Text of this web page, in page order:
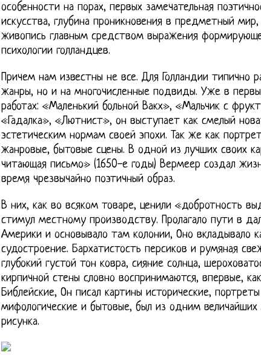
особенности на порах, первых замечательная
искусства, глубина проникновения в предметный
живопись главным средством выражения
психологии голландцев.
Причем нам известны не все. Для Голландии типично
жанры, но и на многочисленные подвиды. Уже в
работах: «Маленький больной Вакх», «Мальчик с
«Гадалка», «Лютнист», он выступает как смелый
эстетическим нормам своей эпохи. Так же как
жанровые, бытовые сцены. В одной из лучших своих
читающая письмо» (1650-е годы) Вермеер создал
время чрезвычайно поэтичный образ.
В них, как во всяком товаре, ценили «добротность
стимул местному производству. Пролагало пути в
Америки и основывало там колонии, Оно вкладывало
судостроение. Бархатистость персиков и румяная
глубокий густой тон ковра, сияние солнца,
кирпичной стены словно воспринимаются, впервые,
Библейские, Он писал картины исторические,
мифологические и бытовые, был из одним
рисунка.